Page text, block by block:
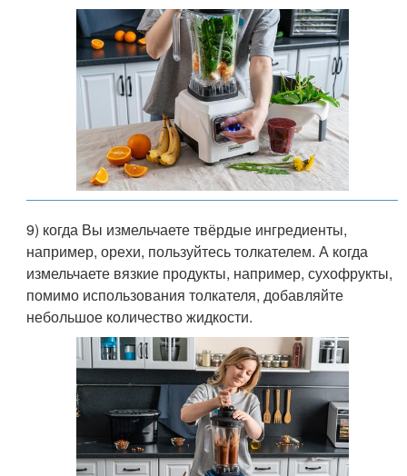
9) когда Вы измельчаете твёрдые ингредиенты,
например, орехи, пользуйтесь толкателем. А когда
измельчаете вязкие продукты, например, сухофрукты,
помимо использования толкателя, добавляйте
небольшое количество жидкости.